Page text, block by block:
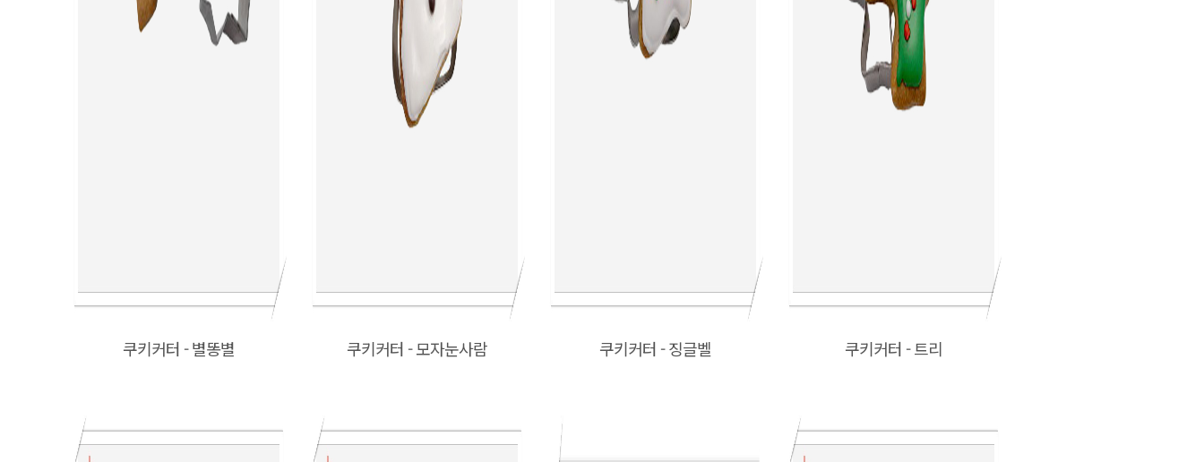
쿠키커터 - 별똥별 쿠키커터 - 모자눈사람 쿠키커터 - 징글벨 쿠키커터 - 트리